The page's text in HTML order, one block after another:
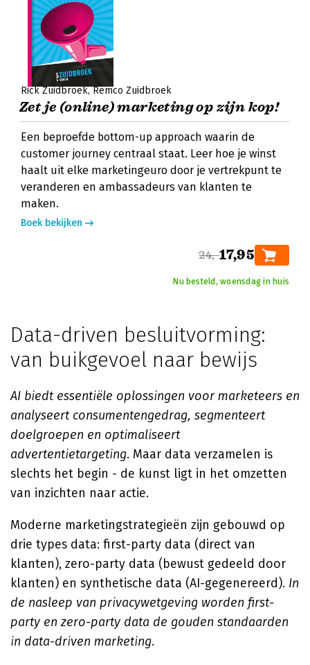
Rick Zuidbroek Remco Zuidbroek
Zet je (online) marketing op zijn kop!
Een beproefde bottom-up approach waarin de
customer journey centraal staat. Leer hoe je winst
haalt uit elke marketingeuro door je vertrekpunt te
veranderen en ambassadeurs van klanten te
maken.
Boek bekijken
24,-17,95
Nu besteld, woensdag in huis
Data-driven besluitvorming:
van buikgevoel naar bewijs
AI biedt essentiële oplossingen voor marketeers en
analyseert consumentengedrag, segmenteert
doelgroepen en optimaliseert
advertentietargeting. Maar data verzamelen is
slechts het begin - de kunst ligt in het omzetten
van inzichten naar actie.
Moderne marketingstrategieën zijn gebouwd op
drie types data: first-party data (direct van
klanten), zero-party data (bewust gedeeld door
klanten) en synthetische data (AI-gegenereerd). In
de nasleep van privacywetgeving worden first-
party en zero-party data de gouden standaarden
in data-driven marketing.